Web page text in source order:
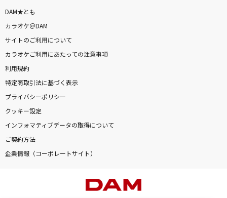
DAM★とも
カラオケ＠DAM
サイトのご利用について
カラオケご利用にあたっての注意事項
利用規約
特定商取引法に基づく表示
プライバシーポリシー
クッキー設定
インフォマティブデータの取得について
ご契約方法
企業情報（コーポレートサイト）